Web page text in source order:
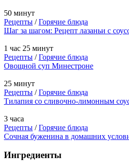
50 минут
Рецепты /Горячие блюда
Шаг за шагом: Рецепт лазаньи с
1 час 25 минут
Рецепты /Горячие блюда
Овощной суп Минестроне
25 минут
Рецепты /Горячие блюда
Тилапия со сливочно-лимонным
3 часа
Рецепты /Горячие блюда
Сочная буженина в домашних
Ингредиенты